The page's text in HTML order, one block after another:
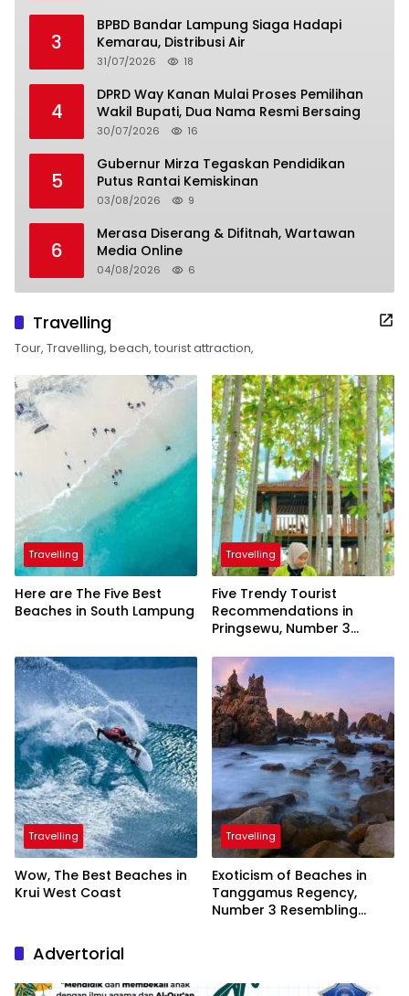
3
BPBD Bandar Lampung Siaga Hadapi
Kemarau, Distribusi Air
31/07/2026 18
4
DPRD Way Kanan Mulai Proses Pemilihan
Wakil Bupati, Dua Nama Resmi Bersaing
30/07/2026 16
5
Gubernur Mirza Tegaskan Pendidikan
Putus Rantai Kemiskinan
03/08/2026 9
6
Merasa Diserang & Difitnah, Wartawan
Media Online
04/08/2026 6
Travelling
Tour, Travelling, beach, tourist attraction,
Travelling
Here are The Five Best
Beaches in South Lampung
Travelling
Five Trendy Tourist
Recommendations in
Pringsewu, Number 3
President
Travelling
Wow, The Best Beaches in
Krui West Coast
Travelling
Exoticism of Beaches in
Tanggamus Regency,
Number 3 Resembling
Advertorial